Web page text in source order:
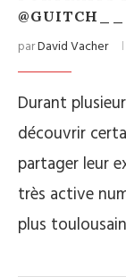
@GUITCH__
parDavid Vacher
Durant
découvrir
partager leur
très active
plus